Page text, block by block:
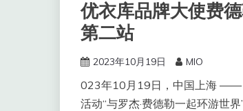
优衣库品牌大使费
第二站
2023年10月19日 MIO
023年10月19日，中国上海 ——
活动“与罗杰·费德勒一起环游世